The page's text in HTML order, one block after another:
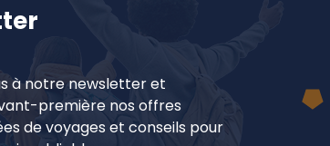
à notre newsletter et
première nos offres
de voyages et conseils pour